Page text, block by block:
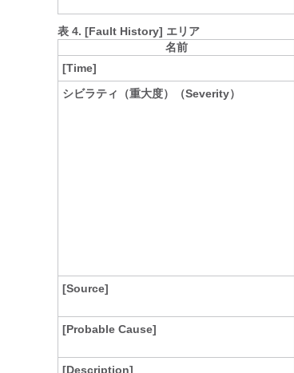
表 4. [Fault History] エリア
名前
[Time]
シビラティ（重大度）（Severity）
[Source]
[Probable Cause]
[Description]